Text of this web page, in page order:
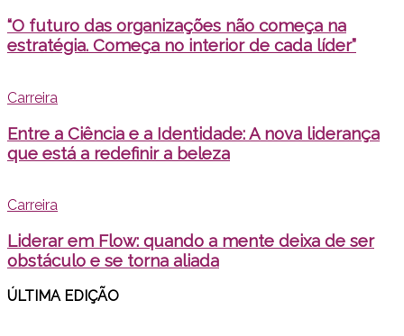
“O futuro das organizações não começa na
estratégia. Começa no interior de cada líder”
Carreira
Entre a Ciência e a Identidade: A nova liderança
que está a redefinir a beleza
Carreira
Liderar em Flow: quando a mente deixa de ser
obstáculo e se torna aliada
ÚLTIMA EDIÇÃO